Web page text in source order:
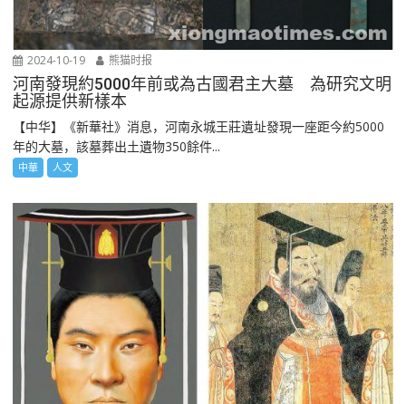
2024-10-19 熊猫时报
河南發現約5000年前或為古國君主大墓 為研究文明
起源提供新樣本
【中华】《新華社》消息，河南永城王莊遺址發現一座距今約5000
年的大墓，該墓葬出土遺物350餘件...
中華 人文